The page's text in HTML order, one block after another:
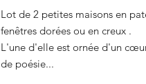
Lot de 2 petites maisons en
fenêtres dorées ou en creux .
L'une d'elle est ornée d'un
de poésie...